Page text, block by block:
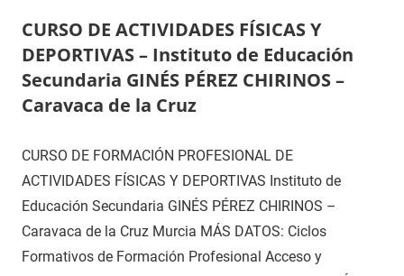
CURSO DE ACTIVIDADES FÍSICAS Y
DEPORTIVAS – Instituto de Educación
Secundaria GINÉS PÉREZ CHIRINOS –
Caravaca de la Cruz
CURSO DE FORMACIÓN PROFESIONAL DE
ACTIVIDADES FÍSICAS Y DEPORTIVAS Instituto de
Educación Secundaria GINÉS PÉREZ CHIRINOS –
Caravaca de la Cruz Murcia MÁS DATOS: Ciclos
Formativos de Formación Profesional Acceso y